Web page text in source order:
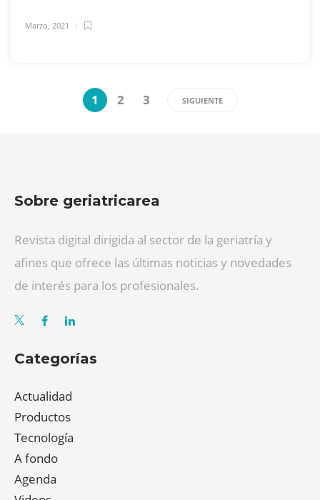
Marzo, 2021
1 2 3 SIGUIENTE
Sobre geriatricarea
Revista digital dirigida al sector de la geriatría y
afines que ofrece las últimas noticias y novedades
de interés para los profesionales.
Categorías
Actualidad
Productos
Tecnología
A fondo
Agenda